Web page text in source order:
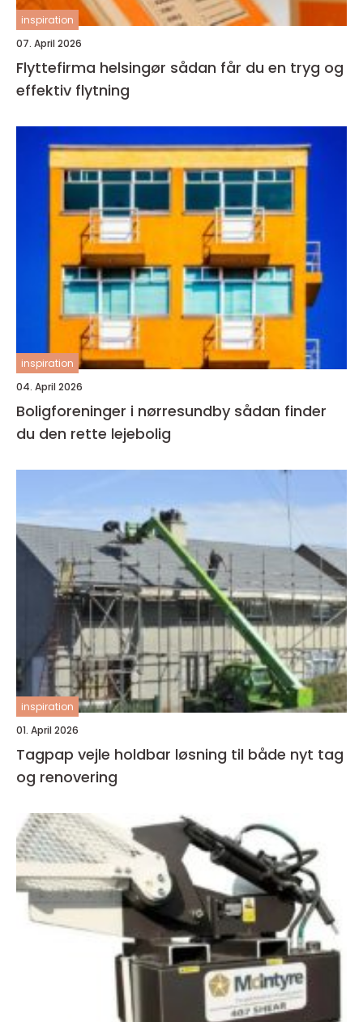
inspiration
07. April 2026
Flyttefirma helsingør sådan får du en tryg og
effektiv flytning
inspiration
04. April 2026
Boligforeninger i nørresundby sådan finder
du den rette lejebolig
inspiration
01. April 2026
Tagpap vejle holdbar løsning til både nyt tag
og renovering